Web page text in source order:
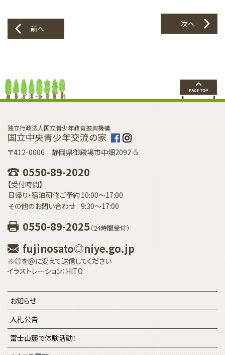
前へ 次へ
独立行政法人国立青少年教育振興機構
国立中央青少年交流の家
〒412-0006 静岡県御殿場市中畑2092-5
0550-89-2020
【受付時間】
日帰り・宿泊研修ご予約10:00〜17:00
その他のお問い合わせ 9:30〜17:00
0550-89-2025 （24時間受付）
fujinosato◎niye.go.jp
※◎を@に変えて送信してください
イラストレーション：HITO
お知らせ
入札公告
富士山麓で体験活動！